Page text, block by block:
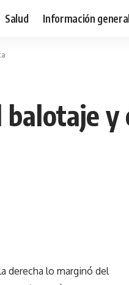
Salud Información
y
derecha lo marginó del